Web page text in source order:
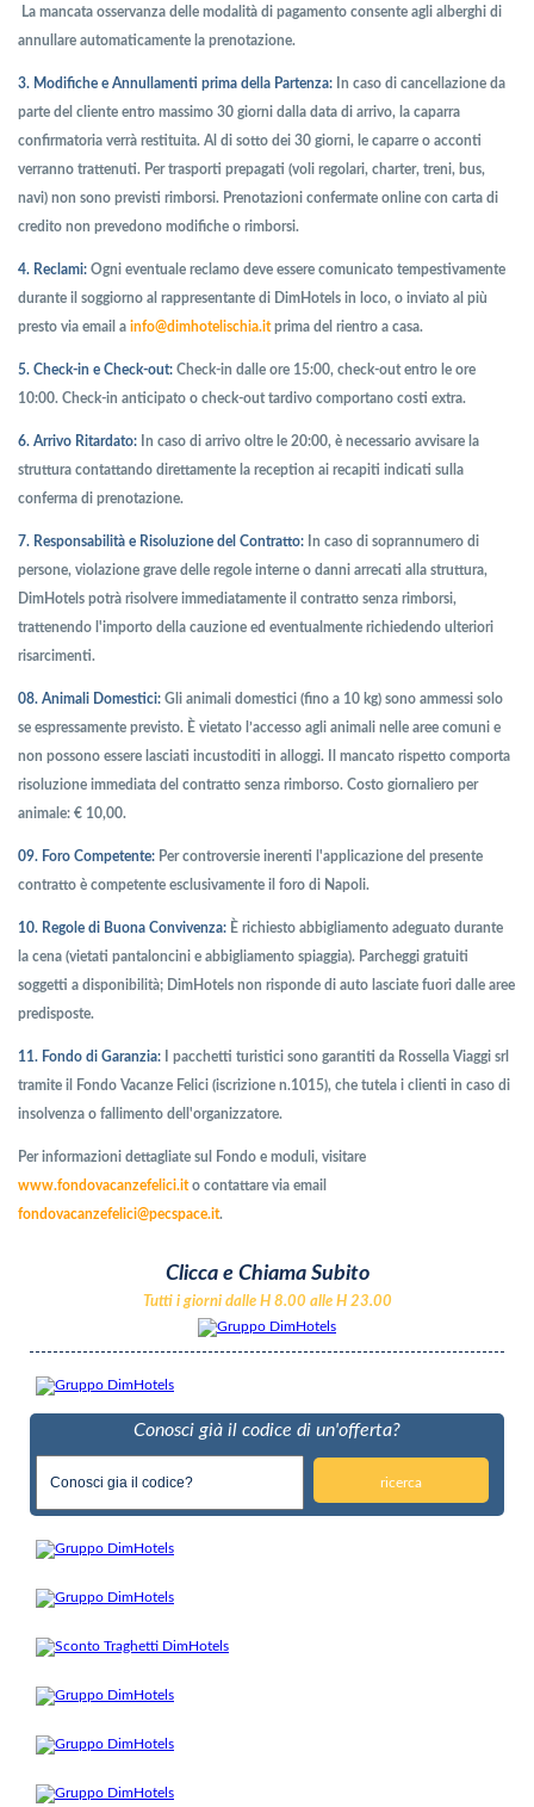
La mancata osservanza delle modalità di pagamento consente agli alberghi di
annullare automaticamente la prenotazione.
3. Modifiche e Annullamenti prima della Partenza: In caso di cancellazione da
parte del cliente entro massimo 30 giorni dalla data di arrivo, la caparra
confirmatoria verrà restituita. Al di sotto dei 30 giorni, le caparre o acconti
verranno trattenuti. Per trasporti prepagati (voli regolari, charter, treni, bus,
navi) non sono previsti rimborsi. Prenotazioni confermate online con carta di
credito non prevedono modifiche o rimborsi.
4. Reclami: Ogni eventuale reclamo deve essere comunicato tempestivamente
durante il soggiorno al rappresentante di DimHotels in loco, o inviato al più
presto via email a info@dimhotelischia.itprima del rientro a casa.
5. Check-in e Check-out: Check-in dalle ore 15:00, check-out entro le ore
10:00. Check-in anticipato o check-out tardivo comportano costi extra.
6. Arrivo Ritardato: In caso di arrivo oltre le 20:00, è necessario avvisare la
struttura contattando direttamente la reception ai recapiti indicati sulla
conferma di prenotazione.
7. Responsabilità e Risoluzione del Contratto: In caso di soprannumero di
persone, violazione grave delle regole interne o danni arrecati alla struttura,
DimHotels potrà risolvere immediatamente il contratto senza rimborsi,
trattenendo l'importo della cauzione ed eventualmente richiedendo ulteriori
risarcimenti.
08. Animali Domestici: Gli animali domestici (fino a 10 kg) sono ammessi solo
se espressamente previsto. È vietato l’accesso agli animali nelle aree comuni e
non possono essere lasciati incustoditi in alloggi. Il mancato rispetto comporta
risoluzione immediata del contratto senza rimborso. Costo giornaliero per
animale: € 10,00.
09. Foro Competente: Per controversie inerenti l'applicazione del presente
contratto è competente esclusivamente il foro di Napoli.
10. Regole di Buona Convivenza: È richiesto abbigliamento adeguato durante
la cena (vietati pantaloncini e abbigliamento spiaggia). Parcheggi gratuiti
soggetti a disponibilità; DimHotels non risponde di auto lasciate fuori dalle aree
predisposte.
11. Fondo di Garanzia: I pacchetti turistici sono garantiti da Rossella Viaggi srl
tramite il Fondo Vacanze Felici (iscrizione n.1015), che tutela i clienti in caso di
insolvenza o fallimento dell'organizzatore.
Per informazioni dettagliate sul Fondo e moduli, visitare
www.fondovacanzefelici.ito contattare via email
fondovacanzefelici@pecspace.it.
Clicca e Chiama Subito
Tutti i giorni dalle H 8.00 alle H 23.00
Conosci già il codice di un'offerta?
ricerca